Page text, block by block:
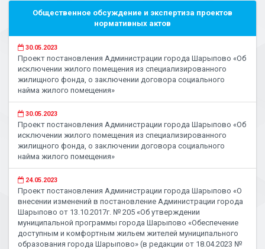
Общественное обсуждение и экспертиза проектов
нормативных актов
30.05.2023
Проект постановления Администрации города Шарыпово «Об
исключении жилого помещения из специализированного
жилищного фонда, о заключении договора социального
найма жилого помещения»
30.05.2023
Проект постановления Администрации города Шарыпово «Об
исключении жилого помещения из специализированного
жилищного фонда, о заключении договора социального
найма жилого помещения»
24.05.2023
Проект постановления Администрации города Шарыпово «О
внесении изменений в постановление Администрации города
Шарыпово от 13.10.2017г. № 205 «Об утверждении
муниципальной программы города Шарыпово «Обеспечение
доступным и комфортным жильем жителей муниципального
образования города Шарыпово» (в редакции от 18.04.2023 №